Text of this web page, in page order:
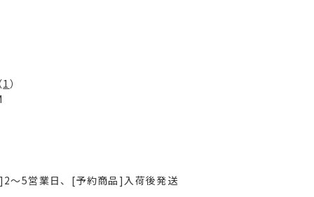
1 ）
～5営業日、[予約商品]入荷後発送